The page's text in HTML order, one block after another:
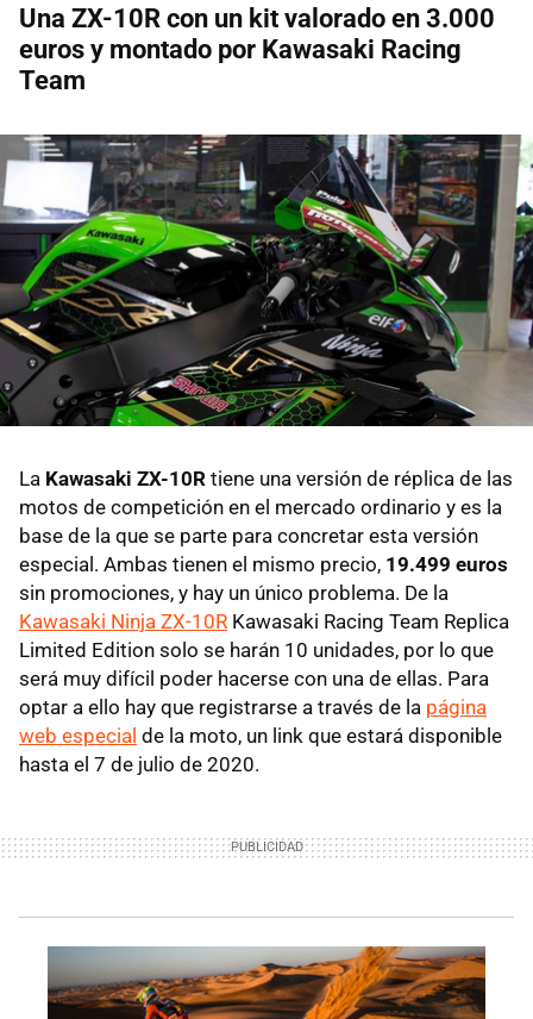
Una ZX-10R con un kit valorado en 3.000
euros y montado por Kawasaki Racing
Team
La Kawasaki ZX-10R tiene una versión de réplica de las
motos de competición en el mercado ordinario y es la
base de la que se parte para concretar esta versión
especial. Ambas tienen el mismo precio, 19.499 euros
sin promociones, y hay un único problema. De la
Kawasaki Ninja ZX-10R Kawasaki Racing Team Replica
Limited Edition solo se harán 10 unidades, por lo que
será muy difícil poder hacerse con una de ellas. Para
optar a ello hay que registrarse a través de la página
web especial de la moto, un link que estará disponible
hasta el 7 de julio de 2020.